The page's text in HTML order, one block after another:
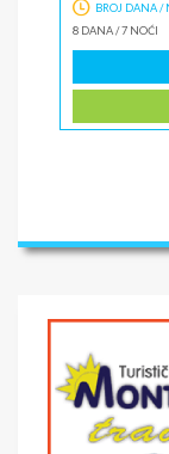
BROJ DANA /
8 DANA/7 NOĆI